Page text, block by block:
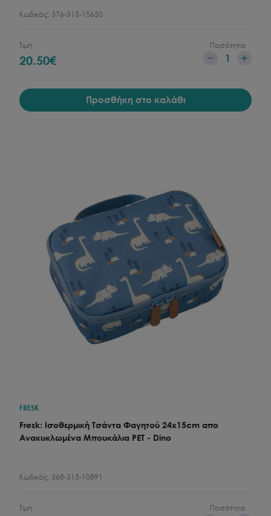
Κωδικός: 376-315-15650
Τιμή
20.50€
Ποσότητα
1
Προσθήκη στο καλάθι
FRESK
Fresk: Ισοθερμική Τσάντα Φαγητού 24x15cm απο
Ανακυκλωμένα Μπουκάλια PET - Dino
Κωδικός: 368-315-10891
Τιμή Ποσότητα